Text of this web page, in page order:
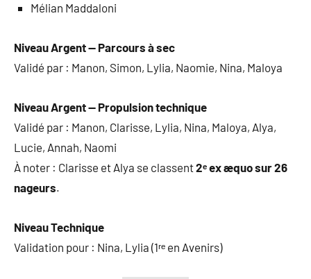
Mélian Maddaloni
Niveau Argent — Parcours à sec
Validé par : Manon, Simon, Lylia, Naomie, Nina, Maloya
Niveau Argent — Propulsion technique
Validé par : Manon, Clarisse, Lylia, Nina, Maloya, Alya,
Lucie, Annah, Naomi
À noter : Clarisse et Alya se classent2ᵉ ex æquo sur 26
nageurs.
Niveau Technique
Validation pour : Nina, Lylia (1ʳᵉ en Avenirs)